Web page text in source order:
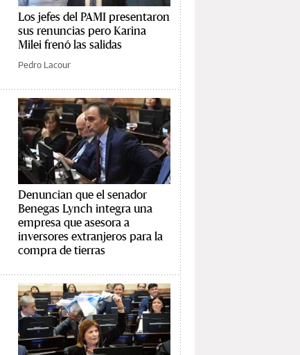
Los jefes del PAMI presentaron
sus renuncias pero Karina
Milei frenó las salidas
Pedro Lacour
Denuncian que el senador
Benegas Lynch integra una
empresa que asesora a
inversores extranjeros para la
compra de tierras